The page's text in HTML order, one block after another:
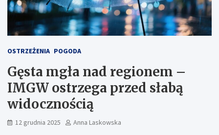
OSTRZEŻENIA POGODA
Gęsta mgła nad regionem –
IMGW ostrzega przed słabą
widocznością
12 grudnia 2025 Anna Laskowska